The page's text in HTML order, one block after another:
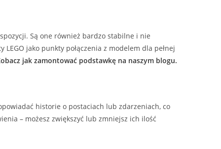
Są one również bardzo stabilne i nie
jako punkty połączenia z modelem dla pełnej
jak zamontować podstawkę na naszym blogu.
historie o postaciach lub zdarzeniach, co
– możesz zwiększyć lub zmniejsz ich ilość